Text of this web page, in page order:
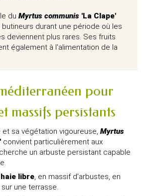
du Myrtus communis 'La Clape'
durant une période où les
deviennent plus rares. Ses fruits
également à l'alimentation de la
pour
massifs persistants
sa végétation vigoureuse, Myrtus
convient particulièrement aux
un arbuste persistant capable
haie libre, en massif d'arbustes, en
une terrasse.